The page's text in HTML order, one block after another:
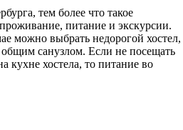
тем более что такое
питание и экскурсии.
можно выбрать недорогой хостел,
санузлом. Если не посещать
кухне хостела, то питание во